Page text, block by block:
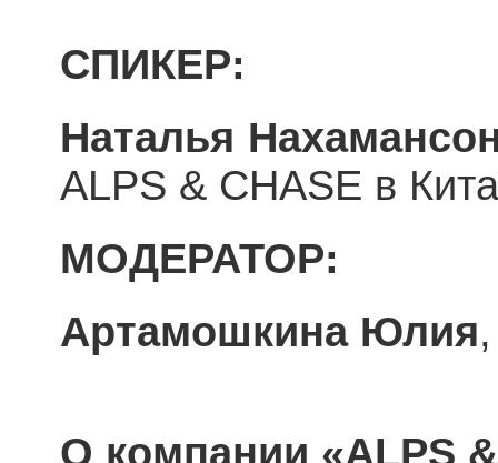
СПИКЕР:
Наталья
ALPS & CHASE в
МОДЕРАТОР:
Артамошкина Юлия
О компании «ALPS